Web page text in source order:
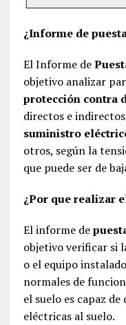
¿Informe de
El Informe de
objetivo analizar
protección contra
directos e
suministro
otros, según la
que puede ser de
¿Por que realizar
El informe de
objetivo verificar si
o el equipo
normales de
el suelo es capaz
eléctricas al suelo.